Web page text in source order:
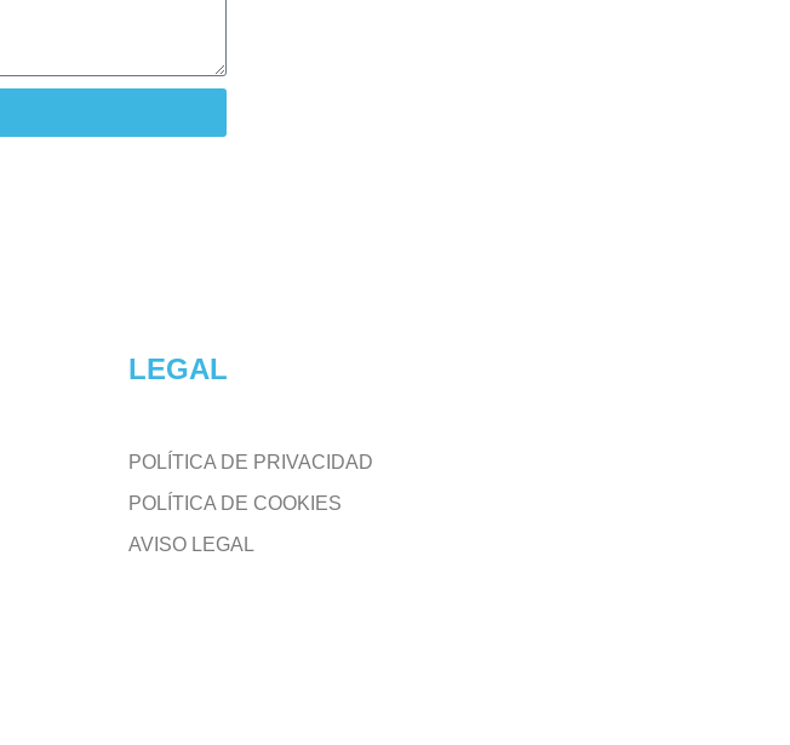
LEGAL
POLÍTICA DE PRIVACIDAD
POLÍTICA DE COOKIES
AVISO LEGAL